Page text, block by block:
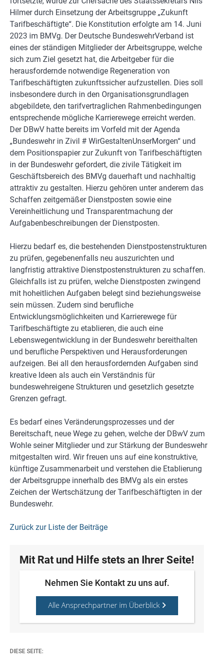
Hilmer durch Einsetzung der Arbeitsgruppe „Zukunft
Tarifbeschäftigte“. Die Konstitution erfolgte am 14. Juni
2023 im BMVg. Der Deutsche BundeswehrVerband ist
eines der ständigen Mitglieder der Arbeitsgruppe, welche
sich zum Ziel gesetzt hat, die Arbeitgeber für die
herausfordernde notwendige Regeneration von
Tarifbeschäftigten zukunftssicher aufzustellen. Dies soll
insbesondere durch in den Organisationsgrundlagen
abgebildete, den tarifvertraglichen Rahmenbedingungen
entsprechende mögliche Karrierewege erreicht werden.
Der DBwV hatte bereits im Vorfeld mit der Agenda
„Bundeswehr in Zivil # WirGestaltenUnserMorgen“ und
dem Positionspapier zur Zukunft von Tarifbeschäftigten
in der Bundeswehr gefordert, die zivile Tätigkeit im
Geschäftsbereich des BMVg dauerhaft und nachhaltig
attraktiv zu gestalten. Hierzu gehören unter anderem das
Schaffen zeitgemäßer Dienstposten sowie eine
Vereinheitlichung und Transparentmachung der
Aufgabenbeschreibungen der Dienstposten.
Hierzu bedarf es, die bestehenden Dienstpostenstrukturen
zu prüfen, gegebenenfalls neu auszurichten und
langfristig attraktive Dienstpostenstrukturen zu schaffen.
Gleichfalls ist zu prüfen, welche Dienstposten zwingend
mit hoheitlichen Aufgaben belegt sind beziehungsweise
sein müssen. Zudem sind berufliche
Entwicklungsmöglichkeiten und Karrierewege für
Tarifbeschäftigte zu etablieren, die auch eine
Lebenswegentwicklung in der Bundeswehr bereithalten
und berufliche Perspektiven und Herausforderungen
aufzeigen. Bei all den herausfordernden Aufgaben sind
kreative Ideen als auch ein Verständnis für
bundeswehreigene Strukturen und gesetzlich gesetzte
Grenzen gefragt.
Es bedarf eines Veränderungsprozesses und der
Bereitschaft, neue Wege zu gehen, welche der DBwV zum
Wohle seiner Mitglieder und zur Stärkung der Bundeswehr
mitgestalten wird. Wir freuen uns auf eine konstruktive,
künftige Zusammenarbeit und verstehen die Etablierung
der Arbeitsgruppe innerhalb des BMVg als ein erstes
Zeichen der Wertschätzung der Tarifbeschäftigten in der
Bundeswehr.
Zurück zur Liste der Beiträge
Mit Rat und Hilfe stets an Ihrer Seite!
Nehmen Sie Kontakt zu uns auf.
Alle Ansprechpartner im Überblick
DIESE SEITE: